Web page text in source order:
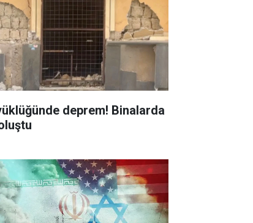
deprem! Binalarda